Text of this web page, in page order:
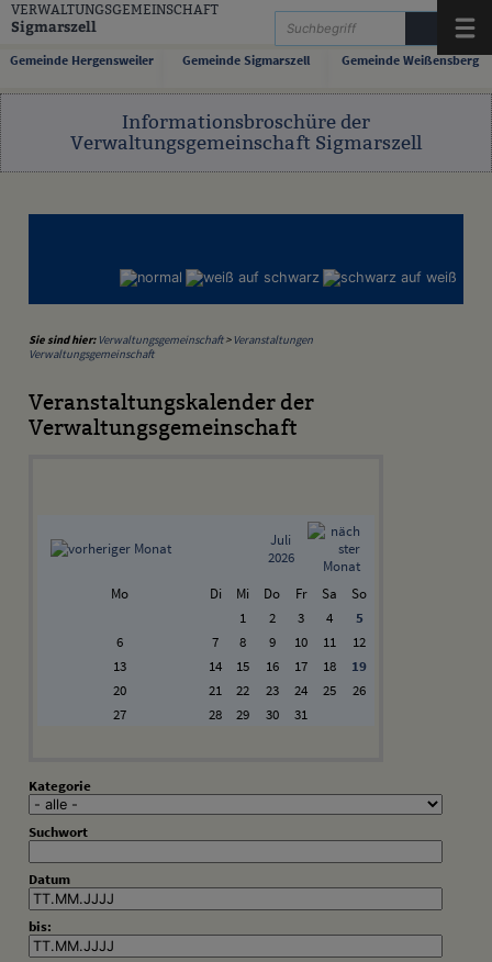
Zum Inhalt,zur Navigationoderzur Startseite springen.
VERWALTUNGSGEMEINSCHAFT
Sigmarszell
Gemeinde Hergensweiler Gemeinde Sigmarszell Gemeinde Weißensberg
Informationsbroschüre der
Verwaltungsgemeinschaft Sigmarszell
Sie sind hier: Verwaltungsgemeinschaft> Veranstaltungen
Verwaltungsgemeinschaft
Veranstaltungskalender der
Verwaltungsgemeinschaft
Juli
2026
Mo Di Mi Do Fr Sa
So
1
2 3 4
5
6
7 8 9 10 11
12
13
14 15 16 17 18
19
20
21 22 23 24 25
26
27
28 29 30 31
Kategorie
Suchwort
Datum
bis: